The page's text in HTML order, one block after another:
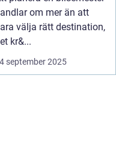
om mer än att
välja rätt destination,
kr&...
september 2025